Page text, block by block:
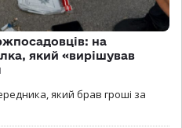
на
який «вирішував
який брав гроші за